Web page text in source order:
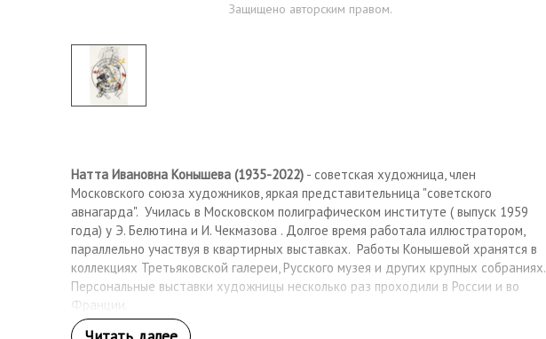
Защищено авторским правом.
Натта Ивановна Конышева (1935-2022) - советская художница, член
Московского союза художников, яркая представительница "советского
авнагарда". Училась в Московском полиграфическом институте ( выпуск 1959
года) у Э. Белютина и И. Чекмазова . Долгое время работала иллюстратором,
параллельно участвуя в квартирных выставках. Работы Конышевой хранятся в
коллекциях Третьяковской галереи, Русского музея и других крупных собраниях.
Персональные выставки художницы несколько раз проходили в России и во
Франции.